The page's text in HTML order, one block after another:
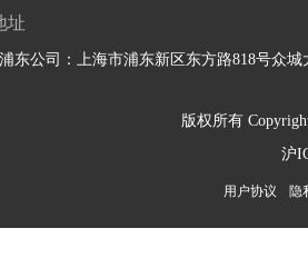
址
浦东公司：上海市浦东新区东方路818号众城
版权所有
沪
用户协议 隐